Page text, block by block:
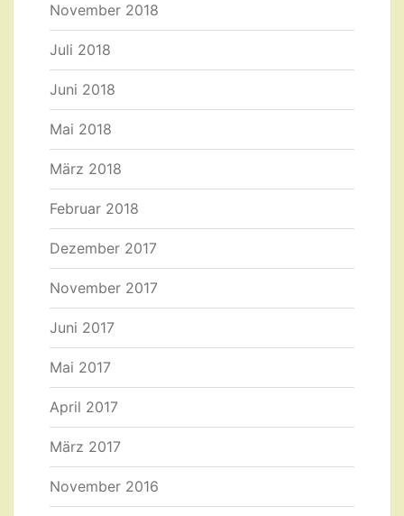
November 2018
Juli 2018
Juni 2018
Mai 2018
März 2018
Februar 2018
Dezember 2017
November 2017
Juni 2017
Mai 2017
April 2017
März 2017
November 2016